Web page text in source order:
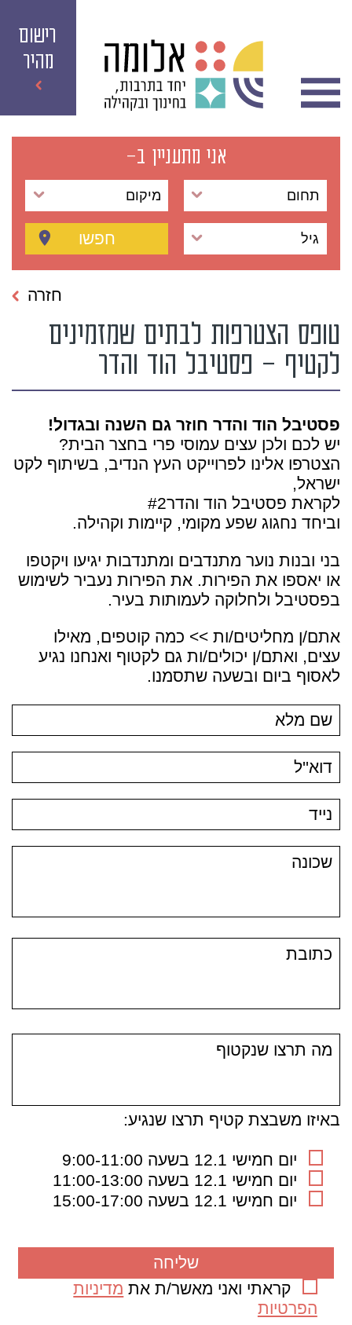
רישום
מהיר
אני מתעניין ב-
תחום מיקום
גיל חפשו
טופס הצטרפות לבתים שמזמינים
לקטיף – פסטיבל הוד והדר
חזרה
פסטיבל הוד והדר חוזר גם השנה ובגדול!
יש לכם ולכן עצים עמוסי פרי בחצר הבית?
הצטרפו אלינו לפרוייקט העץ הנדיב, בשיתוף לקט
ישראל,
לקראת פסטיבל הוד והדר#2
וביחד נחגוג שפע מקומי, קיימות וקהילה.
בני ובנות נוער מתנדבים ומתנדבות יגיעו ויקטפו
או יאספו את הפירות. את הפירות נעביר לשימוש
בפסטיבל ולחלוקה לעמותות בעיר.
אתם/ן מחליטים/ות >> כמה קוטפים, מאילו
עצים, ואתם/ן יכולים/ות גם לקטוף ואנחנו נגיע
לאסוף ביום ובשעה שתסמנו.
באיזו משבצת קטיף תרצו שנגיע:
יום חמישי 12.1 בשעה 9:00-11:00
יום חמישי 12.1 בשעה 11:00-13:00
יום חמישי 12.1 בשעה 15:00-17:00
קראתי ואני מאשר/ת את מדיניות
הפרטיות